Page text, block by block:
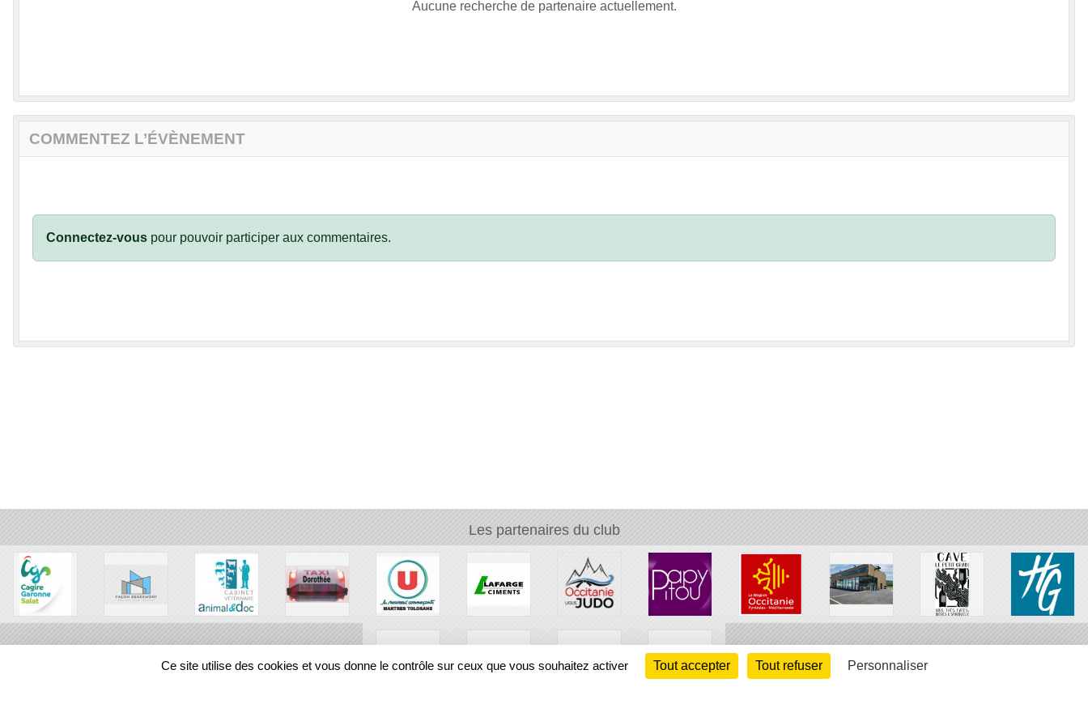
Aucune recherche de partenaire actuellement.
COMMENTEZ L’ÉVÈNEMENT
Connectez-vous pour pouvoir participer aux commentaires.
Les partenaires du club
Ce site utilise des cookies et vous donne le contrôle sur ceux que vous souhaitez activer Tout accepter Tout refuser Personnaliser